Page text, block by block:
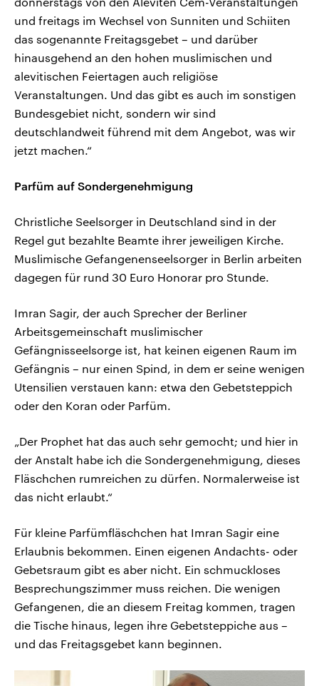
und freitags im Wechsel von Sunniten und Schiiten
das sogenannte Freitagsgebet – und darüber
hinausgehend an den hohen muslimischen und
alevitischen Feiertagen auch religiöse
Veranstaltungen. Und das gibt es auch im sonstigen
Bundesgebiet nicht, sondern wir sind
deutschlandweit führend mit dem Angebot, was wir
jetzt machen.“
Parfüm auf Sondergenehmigung
Christliche Seelsorger in Deutschland sind in der
Regel gut bezahlte Beamte ihrer jeweiligen Kirche.
Muslimische Gefangenenseelsorger in Berlin arbeiten
dagegen für rund 30 Euro Honorar pro Stunde.
Imran Sagir, der auch Sprecher der Berliner
Arbeitsgemeinschaft muslimischer
Gefängnisseelsorge ist, hat keinen eigenen Raum im
Gefängnis – nur einen Spind, in dem er seine wenigen
Utensilien verstauen kann: etwa den Gebetsteppich
oder den Koran oder Parfüm.
„Der Prophet hat das auch sehr gemocht; und hier in
der Anstalt habe ich die Sondergenehmigung, dieses
Fläschchen rumreichen zu dürfen. Normalerweise ist
das nicht erlaubt.“
Für kleine Parfümfläschchen hat Imran Sagir eine
Erlaubnis bekommen. Einen eigenen Andachts- oder
Gebetsraum gibt es aber nicht. Ein schmuckloses
Besprechungszimmer muss reichen. Die wenigen
Gefangenen, die an diesem Freitag kommen, tragen
die Tische hinaus, legen ihre Gebetsteppiche aus –
und das Freitagsgebet kann beginnen.